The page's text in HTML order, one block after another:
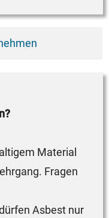
Material
Fragen
Asbest nur